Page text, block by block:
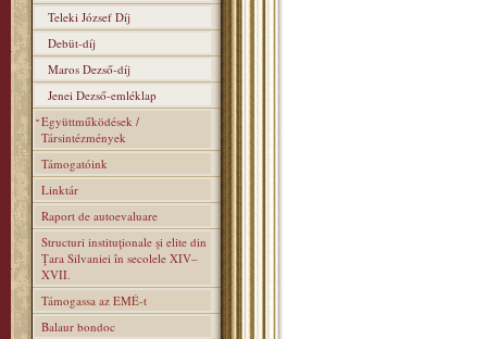
Teleki József Díj
Debüt-díj
Maros Dezső-díj
Jenei Dezső-emléklap
Együttműködések /
Társintézmények
Támogatóink
Linktár
Raport de autoevaluare
Structuri instituţionale şi elite din
Ţara Silvaniei în secolele XIV–
XVII.
Támogassa az EMÉ-t
Balaur bondoc